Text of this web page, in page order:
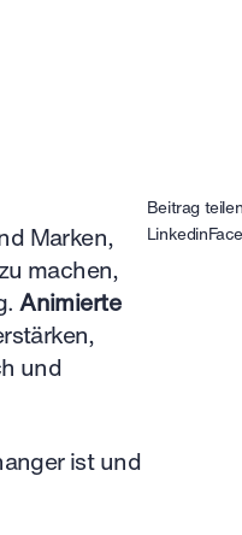
Marken,
machen,
Animierte
und
ist und
Beitrag teilen
Linkedin